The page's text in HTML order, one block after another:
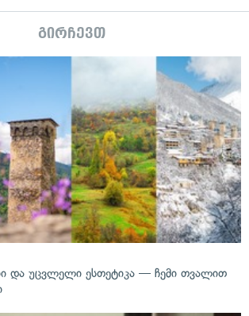
გირჩევთ
და უცვლელი ესთეტიკა — ჩემი თვალით